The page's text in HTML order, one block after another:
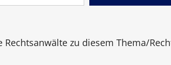
Rechtsanwälte zu diesem Thema/